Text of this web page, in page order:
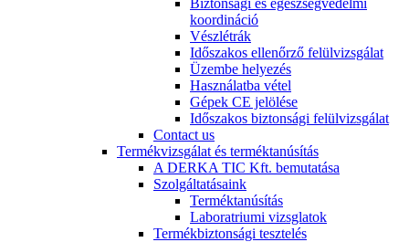
koordináció
Vészlétrák
Időszakos ellenőrző felülvizsgálat
Üzembe helyezés
Használatba vétel
Gépek CE jelölése
Időszakos biztonsági felülvizsgálat
Contact us
Termékvizsgálat és terméktanúsítás
A DERKA TIC Kft. bemutatása
Szolgáltatásaink
Terméktanúsítás
Laboratriumi vizsglatok
Termékbiztonsági tesztelés